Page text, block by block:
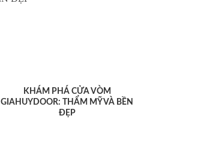
KHÁM PHÁ CỬA VÒM
GIAHUYDOOR: THẨM MỸ VÀ BỀN
ĐẸP